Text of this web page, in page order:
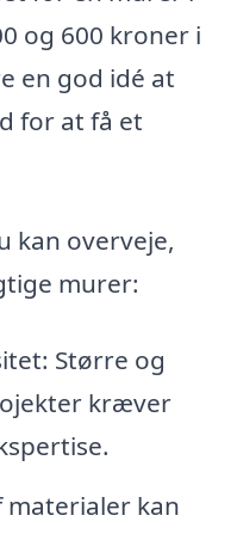
og 600 kroner i
en god idé at
for at få et
kan overveje,
murer:
Større og
kræver
materialer kan